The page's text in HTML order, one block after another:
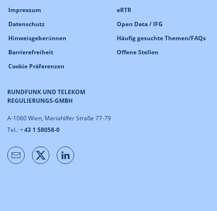
RUNDFUNK UND TELEKOM
REGULIERUNGS-GMBH
A-1060 Wien, Mariahilfer Straße 77-79
Tel.: +43 1 58058-0
Impressum
Datenschutz
Hinweisgeber:innen
Barrierefreiheit
Cookie Präferenzen
eRTR
Open Data / IFG
Häufig gesuchte Themen/FAQs
Offene Stellen